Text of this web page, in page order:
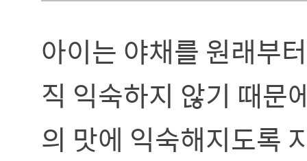
아이는 야채를 원래부
직 익숙하지 않기 때문
의 맛에 익숙해지도록